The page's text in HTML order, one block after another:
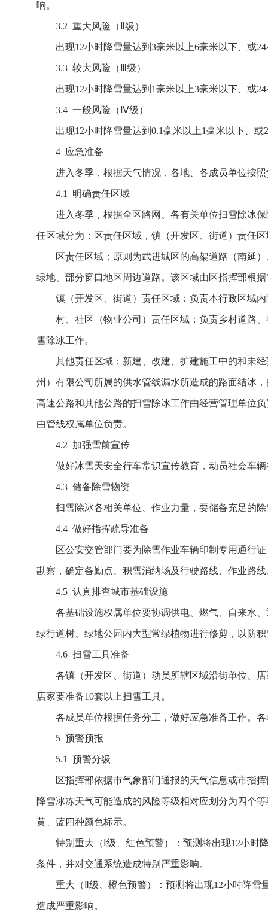
响。
3.2 重大风险（Ⅱ级）
出现12小时降雪量达到3毫米以上6毫米以下、或
3.3 较大风险（Ⅲ级）
出现12小时降雪量达到1毫米以上3毫米以下、或
3.4 一般风险（Ⅳ级）
出现12小时降雪量达到0.1毫米以上1毫米以下、
4 应急准备
进入冬季，根据天气情况，各地、各成员单位按
4.1 明确责任区域
进入冬季，根据全区路网、各有关单位扫雪除冰
任区域分为：区责任区域，镇（开发区、街道）责任
区责任区域：原则为武进城区的高架道路（南延
绿地、部分窗口地区周边道路。该区域由区指挥部根
镇（开发区、街道）责任区域：负责本行政区域
村、社区（物业公司）责任区域：负责乡村道路
雪除冰工作。
其他责任区域：新建、改建、扩建施工中的和未
州）有限公司所属的供水管线漏水所造成的路面结冰
高速公路和其他公路的扫雪除冰工作由经营管理单位
由管线权属单位负责。
4.2 加强雪前宣传
做好冰雪天安全行车常识宣传教育，动员社会车
4.3 储备除雪物资
扫雪除冰各相关单位、作业力量，要储备充足的
4.4 做好指挥疏导准备
区公安交管部门要为除雪作业车辆印制专用通行
勘察，确定备勤点、积雪消纳场及行驶路线、作业路线
4.5 认真排查城市基础设施
各基础设施权属单位要协调供电、燃气、自来水
绿行道树、绿地公园内大型常绿植物进行修剪，以防
4.6 扫雪工具准备
各镇（开发区、街道）动员所辖区域沿街单位、
店家要准备10套以上扫雪工具。
各成员单位根据任务分工，做好应急准备工作。
5 预警预报
5.1 预警分级
区指挥部依据市气象部门通报的天气信息或市指
降雪冰冻天气可能造成的风险等级相对应划分为四个
黄、蓝四种颜色标示。
特别重大（Ⅰ级、红色预警）：预测将出现12小时
条件，并对交通系统造成特别严重影响。
重大（Ⅱ级、橙色预警）：预测将出现12小时降雪
造成严重影响。